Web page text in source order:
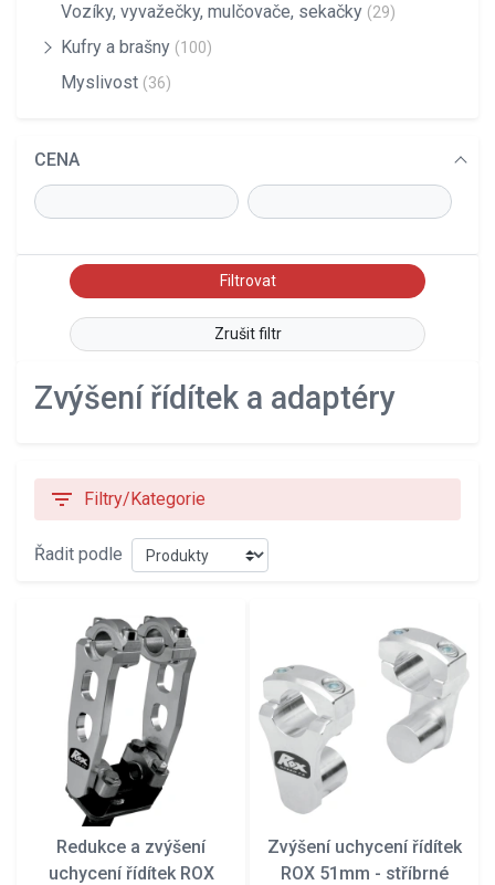
Vozíky, vyvažečky, mulčovače, sekačky (29)
Kufry a brašny (100)
Myslivost (36)
CENA
Zrušit filtr
Zvýšení řídítek a adaptéry
filter_list Filtry/Kategorie
Řadit podle
Redukce a zvýšení
uchycení řídítek ROX
Zvýšení uchycení řídítek
ROX 51mm - stříbrné